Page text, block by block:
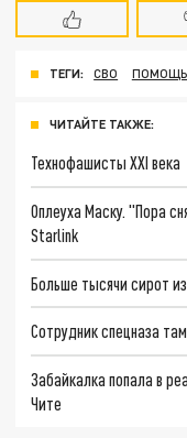
ТЕГИ: СВО ПОМОЩЬ
ЧИТАЙТЕ ТАКЖЕ:
Технофашисты XXI века
Оплеуха Маску. "Пора
Starlink
Больше тысячи сирот
Сотрудник спецназа
Забайкалка попала в
Чите